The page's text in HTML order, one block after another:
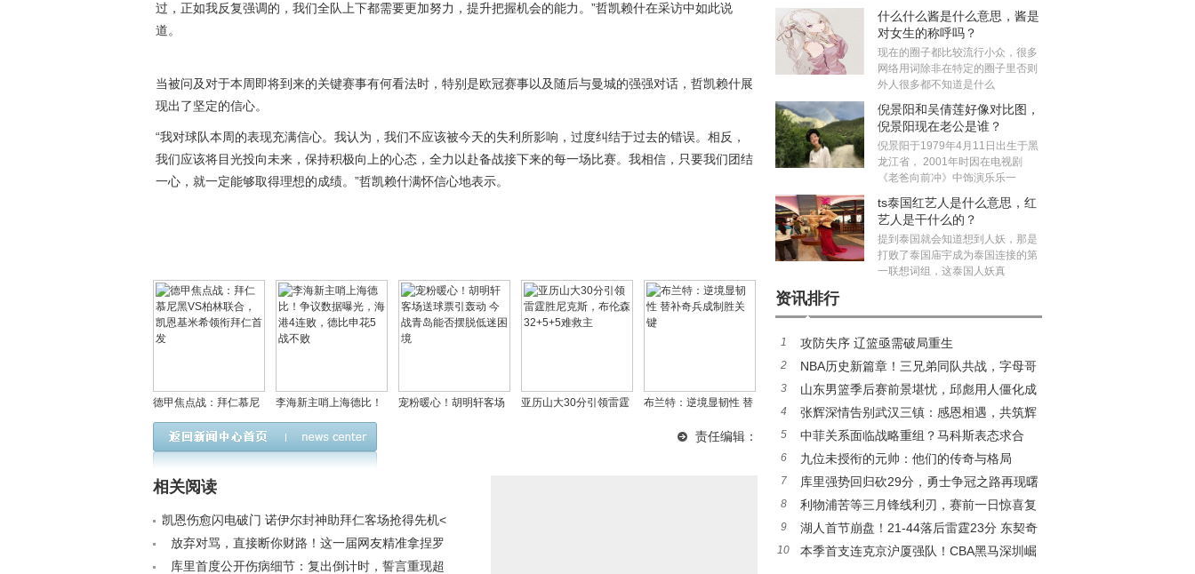
过，正如我反复强调的，我们全队上下都需要更加努力，提升把握机会的能力。”哲凯赖什在采访中如此说
道。
当被问及对于本周即将到来的关键赛事有何看法时，特别是欧冠赛事以及随后与曼城的强强对话，哲凯赖什展
现出了坚定的信心。
“我对球队本周的表现充满信心。我认为，我们不应该被今天的失利所影响，过度纠结于过去的错误。相反，
我们应该将目光投向未来，保持积极向上的心态，全力以赴备战接下来的每一场比赛。我相信，只要我们团结
一心，就一定能够取得理想的成绩。”哲凯赖什满怀信心地表示。
德甲焦点战：拜仁慕尼
黑VS柏林联合，凯恩基
米希领衔拜仁首发
李海新主哨上海德比！
争议数据曝光，海港4连
败，德比申花5战不败
宠粉暖心！胡明轩客场
亚历山大30分引领雷霆
布兰特：逆境显韧性 替
责任编辑：
相关阅读
凯恩伤愈闪电破门 诺伊尔封神助拜仁客场抢得先机<
/a> 放弃对骂，直接断你财路！这一届网友精准拿捏罗
永浩要害< /a>
库里首度公开伤病细节：复出倒计时，誓言重现超
什么什么酱是什么意思，酱是
对女生的称呼吗？
现在的圈子都比较流行小众，很多
网络用词除非在特定的圈子里否则
外人很多都不知道是什么
倪景阳和吴倩莲好像对比图，
倪景阳现在老公是谁？
倪景阳于1979年4月11日出生于黑
龙江省， 2001年时因在电视剧
《老爸向前冲》中饰演乐乐一
ts泰国红艺人是什么意思，红
艺人是干什么的？
提到泰国就会知道想到人妖，那是
打败了泰国庙宇成为泰国连接的第
一联想词组，这泰国人妖真
资讯排行
1 攻防失序 辽篮亟需破局重生
2
NBA历史新篇章！三兄弟同队共战，字母哥
续约风波再起
3
山东男篮季后赛前景堪忧，邱彪用人僵化成
最大障碍
4
张辉深情告别武汉三镇：感恩相遇，共筑辉
煌旅程
5
中菲关系面临战略重组？马科斯表态求合
作，中方划出明确红线
6 九位未授衔的元帅：他们的传奇与格局
7
库里强势回归砍29分，勇士争冠之路再现曙
光
8
利物浦苦等三月锋线利刃，赛前一日惊喜复
出引爆球市
9
湖人首节崩盘！21-44落后雷霆23分 东契奇
詹姆斯集体低迷
10
本季首支连克京沪厦强队！CBA黑马深圳崛